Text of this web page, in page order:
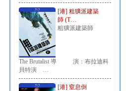
[港] 粗獷派建築
師 (T…
粗獷派建築師
The Brutalist 導 演：布拉迪科
貝特演 …
[港] 窒息倒